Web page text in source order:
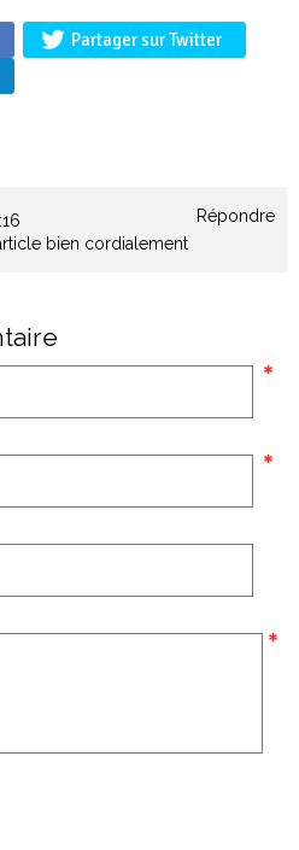
Partager sur Twitter
Répondre
bien cordialement